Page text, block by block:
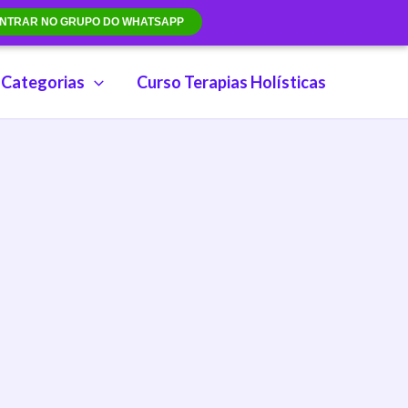
NO GRUPO DO WHATSAPP
Categorias Curso Terapias Holísticas